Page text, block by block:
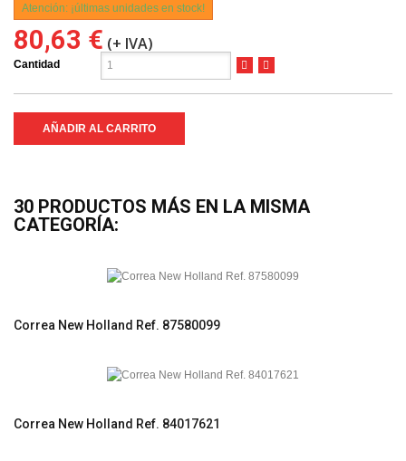
Atención: ¡últimas unidades en stock!
80,63 € (+ IVA)
Cantidad
AÑADIR AL CARRITO
30 PRODUCTOS MÁS EN LA MISMA
CATEGORÍA:
Correa New Holland Ref. 87580099
Correa New Holland Ref. 84017621